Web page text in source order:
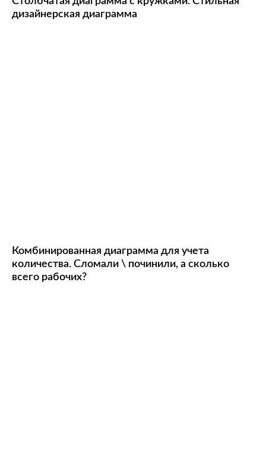
дизайнерская диаграмма
Комбинированная диаграмма для учета
количества. Сломали \ починили, а сколько
всего рабочих?